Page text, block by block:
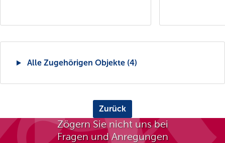
Alle Zugehörigen Objekte (4)
Zurück
Zögern Sie nicht uns bei
Fragen und Anregungen